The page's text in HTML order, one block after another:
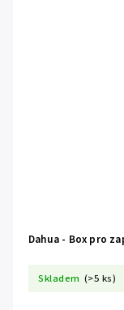
Dahua - Box pro
Skladem (>5 ks)